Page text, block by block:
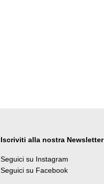
Iscriviti alla nostra Newsletter
Seguici su Instagram
Seguici su Facebook